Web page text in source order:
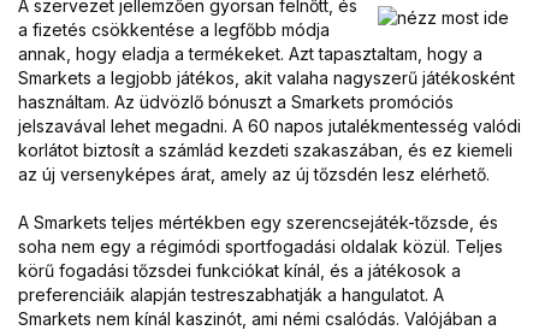
A szervezet jellemzően gyorsan felnőtt, és
a fizetés csökkentése a legfőbb módja
annak, hogy eladja a termékeket. Azt tapasztaltam, hogy a
Smarkets a legjobb játékos, akit valaha nagyszerű játékosként
használtam. Az üdvözlő bónuszt a Smarkets promóciós
jelszavával lehet megadni. A 60 napos jutalékmentesség valódi
korlátot biztosít a számlád kezdeti szakaszában, és ez kiemeli
az új versenyképes árat, amely az új tőzsdén lesz elérhető.
A Smarkets teljes mértékben egy szerencsejáték-tőzsde, és
soha nem egy a régimódi sportfogadási oldalak közül. Teljes
körű fogadási tőzsdei funkciókat kínál, és a játékosok a
preferenciáik alapján testreszabhatják a hangulatot. A
Smarkets nem kínál kaszinót, ami némi csalódás. Valójában a